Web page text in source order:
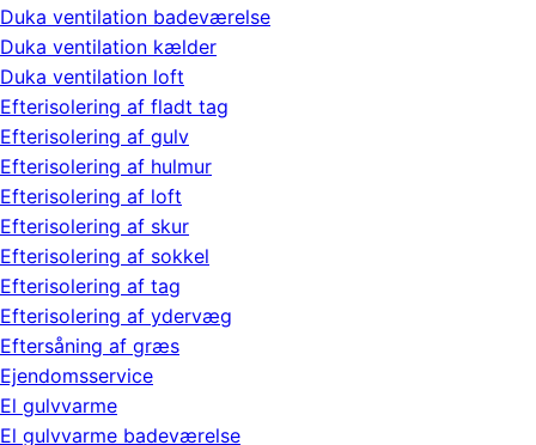
Duka ventilation badeværelse
Duka ventilation kælder
Duka ventilation loft
Efterisolering af fladt tag
Efterisolering af gulv
Efterisolering af hulmur
Efterisolering af loft
Efterisolering af skur
Efterisolering af sokkel
Efterisolering af tag
Efterisolering af ydervæg
Eftersåning af græs
Ejendomsservice
El gulvvarme
El gulvvarme badeværelse